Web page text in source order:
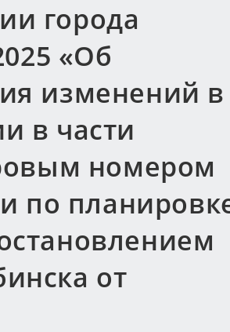
города
«Об
изменений в
в части
номером
по
от